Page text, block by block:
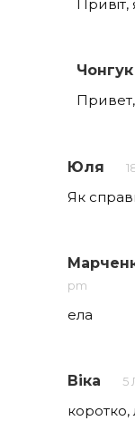
Привіт,
Чонгук
Юля
Як
pm
ела
Віка 5